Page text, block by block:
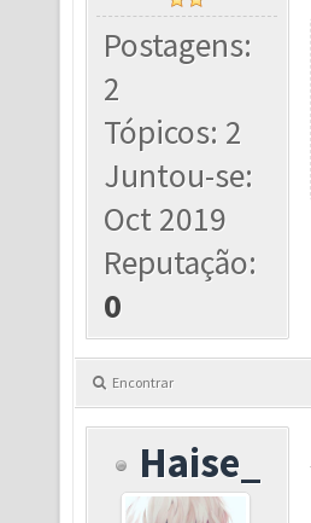
Postagens:
2
Tópicos: 2
Juntou-se:
Oct 2019
Reputação:
0
Encontrar
Haise_